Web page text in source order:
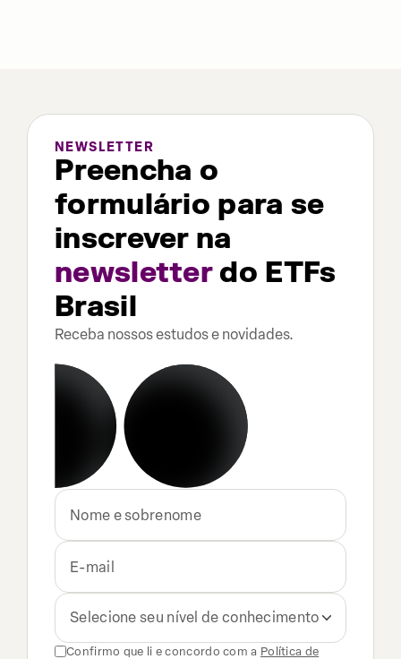
NEWSLETTER
Preencha o
formulário para se
inscrever na
newsletterdo ETFs
Brasil
Receba nossos estudos e novidades.
Selecione seu nível de conhecimento
Confirmo que li e concordo com a Política de